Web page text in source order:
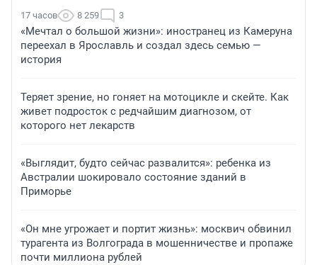
17 часов 8 259 3
«Мечтал о большой жизни»: иностранец из Камеруна
переехал в Ярославль и создал здесь семью —
история
Теряет зрение, но гоняет на мотоцикле и скейте. Как
живет подросток с редчайшим диагнозом, от
которого нет лекарств
«Выглядит, будто сейчас развалится»: ребенка из
Австралии шокировало состояние зданий в
Приморье
«Он мне угрожает и портит жизнь»: москвич обвинил
турагента из Волгограда в мошенничестве и пропаже
почти миллиона рублей